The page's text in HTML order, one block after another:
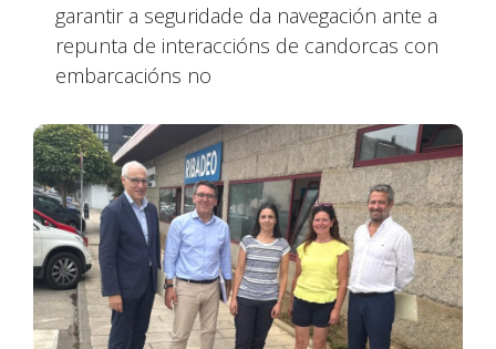
garantir a seguridade da navegación ante a
repunta de interaccións de candorcas con
embarcacións no